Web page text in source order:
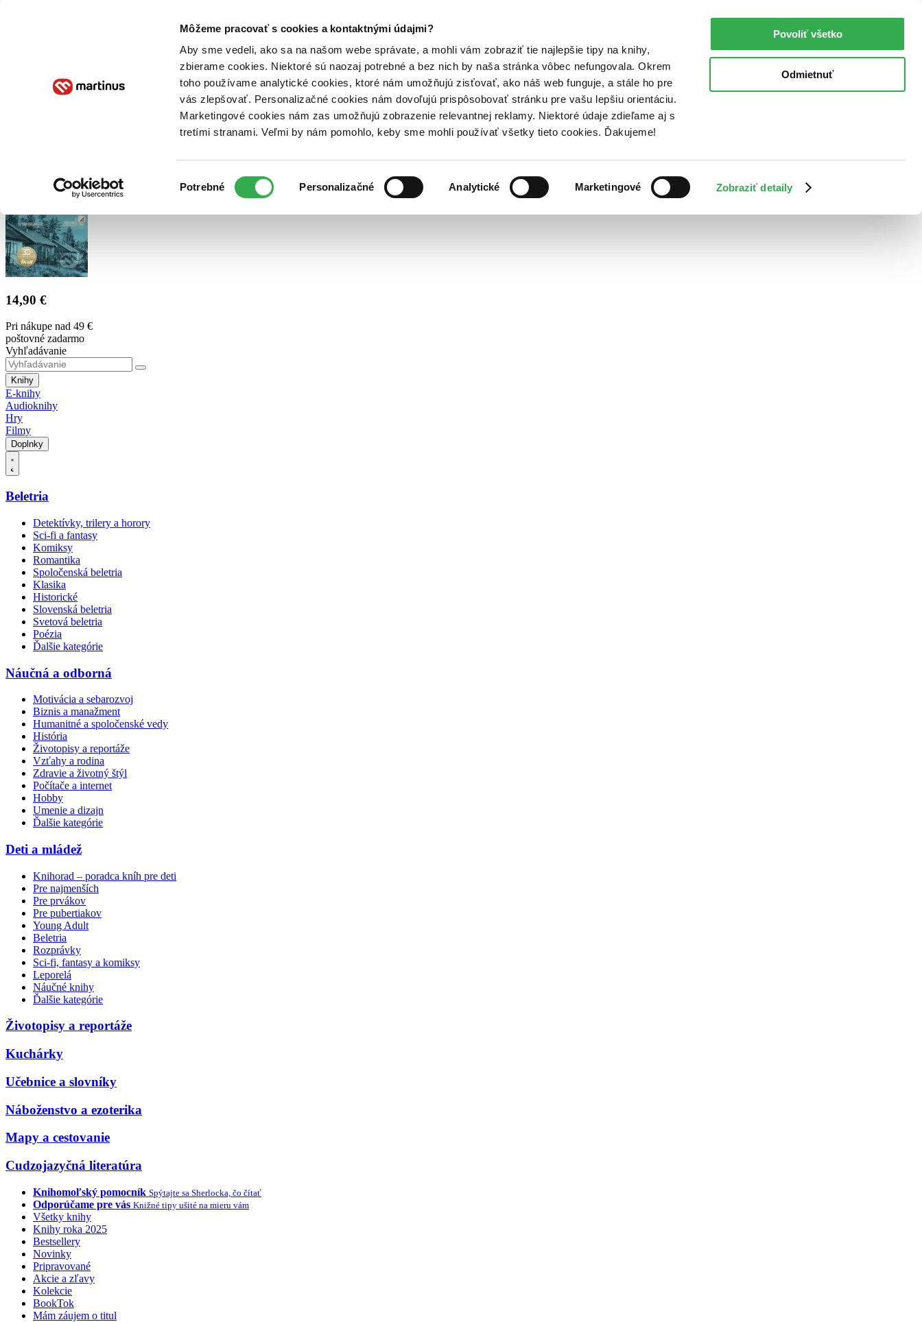
Môžeme pracovať s cookies a kontaktnými údajmi?
Aby sme vedeli, ako sa na našom webe správate, a mohli vám zobraziť tie najlepšie tipy na knihy,
zbierame cookies. Niektoré sú naozaj potrebné a bez nich by naša stránka vôbec nefungovala. Okrem
toho používame analytické cookies, ktoré nám umožňujú zisťovať, ako náš web funguje, a stále ho pre
vás zlepšovať. Personalizačné cookies nám dovoľujú prispôsobovať stránku pre vašu lepšiu orientáciu.
Marketingové cookies nám zas umožňujú zobrazenie relevantnej reklamy. Niektoré údaje zdieľame aj s
tretími stranami. Veľmi by nám pomohlo, keby sme mohli používať všetky tieto cookies. Ďakujeme!
súhlasu
Potrebné Personalizačné Analytické Marketingové Zobraziť detaily
Povoliť všetko
Odmietnuť
Poukážky Kontakt
14,90 €
Pri nákupe nad 49 €
poštovné zadarmo
Vyhľadávanie
Knihy
E-knihy
Audioknihy
Hry
Filmy
Doplnky
Beletria
Detektívky, trilery a horory
Sci-fi a fantasy
Komiksy
Romantika
Spoločenská beletria
Klasika
Historické
Slovenská beletria
Svetová beletria
Poézia
Ďalšie kategórie
Náučná a odborná
Motivácia a sebarozvoj
Biznis a manažment
Humanitné a spoločenské vedy
História
Životopisy a reportáže
Vzťahy a rodina
Zdravie a životný štýl
Počítače a internet
Hobby
Umenie a dizajn
Ďalšie kategórie
Deti a mládež
Knihorad – poradca kníh pre deti
Pre najmenších
Pre prvákov
Pre pubertiakov
Young Adult
Beletria
Rozprávky
Sci-fi, fantasy a komiksy
Leporelá
Náučné knihy
Ďalšie kategórie
Životopisy a reportáže
Kuchárky
Učebnice a slovníky
Náboženstvo a ezoterika
Mapy a cestovanie
Cudzojazyčná literatúra
Knihomoľský pomocník Spýtajte sa Sherlocka, čo čítať
Odporúčame pre vás Knižné tipy ušité na mieru vám
Všetky knihy
Knihy roka 2025
Bestsellery
Novinky
Pripravované
Akcie a zľavy
Kolekcie
BookTok
Mám záujem o titul